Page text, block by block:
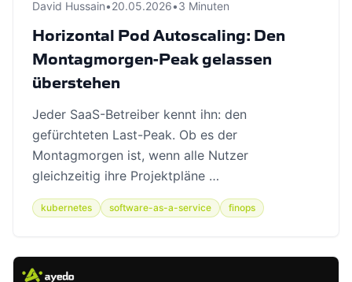
David Hussain•20.05.2026•3 Minuten
Horizontal Pod Autoscaling: Den
Montagmorgen-Peak gelassen
überstehen
Jeder SaaS-Betreiber kennt ihn: den
gefürchteten Last-Peak. Ob es der
Montagmorgen ist, wenn alle Nutzer
gleichzeitig ihre Projektpläne …
kubernetes software-as-a-service finops